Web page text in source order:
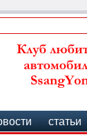
статьи